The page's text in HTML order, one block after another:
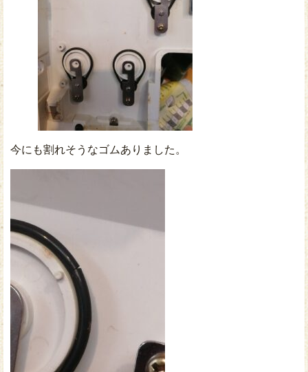
今にも割れそうなゴムありました。